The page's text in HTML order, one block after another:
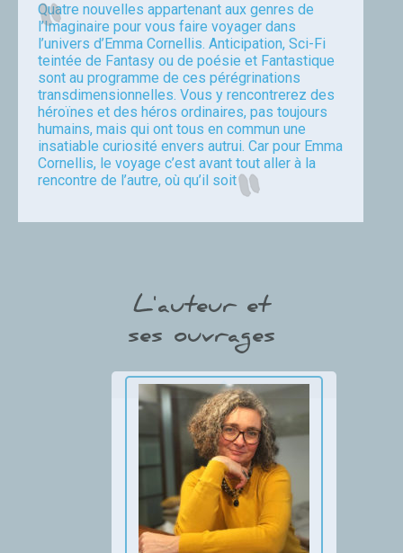
Quatre nouvelles appartenant aux genres de
l’Imaginaire pour vous faire voyager dans
l’univers d’Emma Cornellis. Anticipation, Sci-Fi
teintée de Fantasy ou de poésie et Fantastique
sont au programme de ces pérégrinations
transdimensionnelles. Vous y rencontrerez des
héroïnes et des héros ordinaires, pas toujours
humains, mais qui ont tous en commun une
insatiable curiosité envers autrui. Car pour Emma
Cornellis, le voyage c’est avant tout aller à la
rencontre de l’autre, où qu’il soit
L'auteur et
ses ouvrages